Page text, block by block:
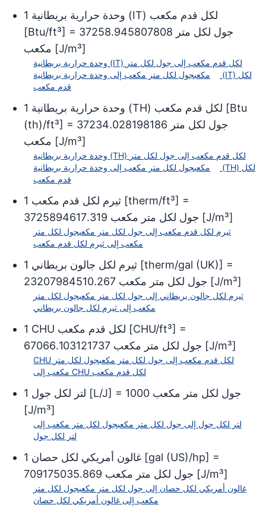
1
وحدة حرارية بريطانية (IT) لكل قدم مكعب
[Btu/ft³] = 37258.945807808 جول لكل متر
مكعب [J/m³]
وحدة حرارية بريطانية (IT) لكل قدم مكعب إلى جول لكل متر
مكعبجول لكل متر مكعب إلى وحدة حرارية بريطانية (IT) لكل
قدم مكعب
1 وحدة حرارية بريطانية (TH) لكل قدم مكعب [Btu
(th)/ft³] = 37234.028198186 جول لكل متر
مكعب [J/m³]
وحدة حرارية بريطانية (TH) لكل قدم مكعب إلى جول لكل متر
مكعبجول لكل متر مكعب إلى وحدة حرارية بريطانية (TH) لكل
قدم مكعب
1 ثيرم لكل قدم مكعب [therm/ft³] =
3725894617.319 جول لكل متر مكعب [J/m³]
ثيرم لكل قدم مكعب إلى جول لكل متر مكعبجول لكل متر
مكعب إلى ثيرم لكل قدم مكعب
1 ثيرم لكل جالون بريطاني [therm/gal (UK)] =
23207984510.267 جول لكل متر مكعب [J/m³]
ثيرم لكل جالون بريطاني إلى جول لكل متر مكعبجول لكل متر
مكعب إلى ثيرم لكل جالون بريطاني
1 CHU لكل قدم مكعب [CHU/ft³] =
67066.103121737 جول لكل متر مكعب [J/m³]
CHU لكل قدم مكعب إلى جول لكل متر مكعبجول لكل متر
مكعب إلى CHU لكل قدم مكعب
1 لتر لكل جول [L/J] = 1000 جول لكل متر مكعب
[J/m³]
لتر لكل جول إلى جول لكل متر مكعبجول لكل متر مكعب إلى
لتر لكل جول
1 غالون أمريكي لكل حصان [gal (US)/hp] =
709175035.869 جول لكل متر مكعب [J/m³]
غالون أمريكي لكل حصان إلى جول لكل متر مكعبجول لكل متر
مكعب إلى غالون أمريكي لكل حصان